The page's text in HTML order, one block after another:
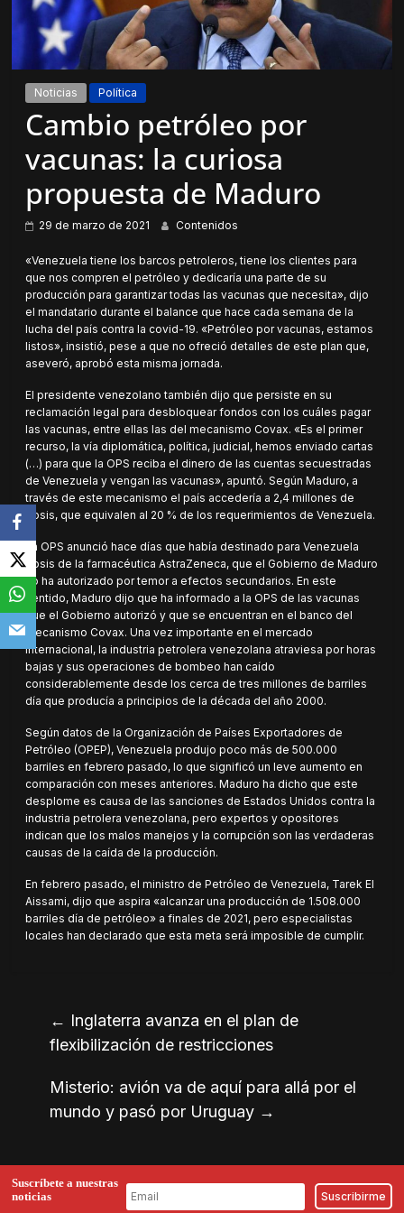
Noticias Política
Cambio petróleo por
vacunas: la curiosa
propuesta de Maduro
29 de marzo de 2021 Contenidos
«Venezuela tiene los barcos petroleros, tiene los clientes para
que nos compren el petróleo y dedicaría una parte de su
producción para garantizar todas las vacunas que necesita», dijo
el mandatario durante el balance que hace cada semana de la
lucha del país contra la covid-19. «Petróleo por vacunas, estamos
listos», insistió, pese a que no ofreció detalles de este plan que,
aseveró, aprobó esta misma jornada.
El presidente venezolano también dijo que persiste en su
reclamación legal para desbloquear fondos con los cuáles pagar
las vacunas, entre ellas las del mecanismo Covax. «Es el primer
recurso, la vía diplomática, política, judicial, hemos enviado cartas
(…) para que la OPS reciba el dinero de las cuentas secuestradas
de Venezuela y vengan las vacunas», apuntó. Según Maduro, a
través de este mecanismo el país accedería a 2,4 millones de
dosis, que equivalen al 20 % de los requerimientos de Venezuela.
La OPS anunció hace días que había destinado para Venezuela
dosis de la farmacéutica AstraZeneca, que el Gobierno de Maduro
no ha autorizado por temor a efectos secundarios. En este
sentido, Maduro dijo que ha informado a la OPS de las vacunas
que el Gobierno autorizó y que se encuentran en el banco del
mecanismo Covax. Una vez importante en el mercado
internacional, la industria petrolera venezolana atraviesa por horas
bajas y sus operaciones de bombeo han caído
considerablemente desde los cerca de tres millones de barriles
día que producía a principios de la década del año 2000.
Según datos de la Organización de Países Exportadores de
Petróleo (OPEP), Venezuela produjo poco más de 500.000
barriles en febrero pasado, lo que significó un leve aumento en
comparación con meses anteriores. Maduro ha dicho que este
desplome es causa de las sanciones de Estados Unidos contra la
industria petrolera venezolana, pero expertos y opositores
indican que los malos manejos y la corrupción son las verdaderas
causas de la caída de la producción.
En febrero pasado, el ministro de Petróleo de Venezuela, Tarek El
Aissami, dijo que aspira «alcanzar una producción de 1.508.000
barriles día de petróleo» a finales de 2021, pero especialistas
locales han declarado que esta meta será imposible de cumplir.
← Inglaterra avanza en el plan de
flexibilización de restricciones
Misterio: avión va de aquí para allá por el
mundo y pasó por Uruguay →
Suscríbete a nuestras
noticias